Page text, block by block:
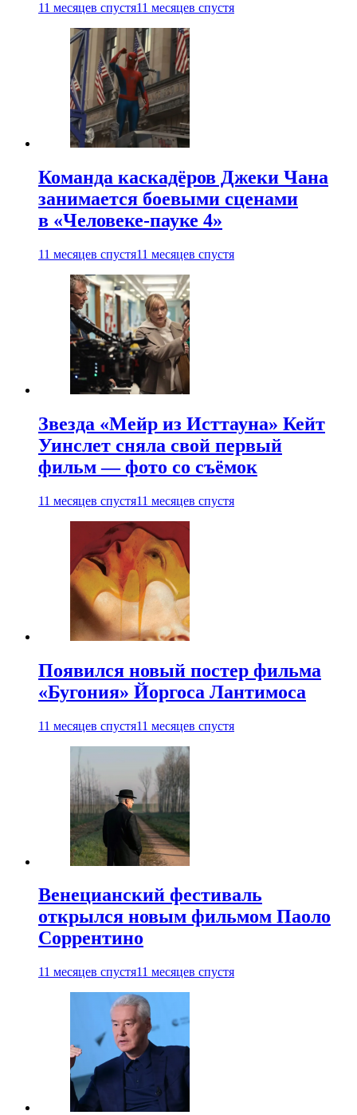
11 месяцев спустя11 месяцев спустя
Команда каскадёров Джеки Чана
занимается боевыми сценами
в «Человеке-пауке 4»
11 месяцев спустя11 месяцев спустя
Звезда «Мейр из Исттауна» Кейт
Уинслет сняла свой первый
фильм — фото со съёмок
11 месяцев спустя11 месяцев спустя
Появился новый постер фильма
«Бугония» Йоргоса Лантимоса
11 месяцев спустя11 месяцев спустя
Венецианский фестиваль
открылся новым фильмом Паоло
Соррентино
11 месяцев спустя11 месяцев спустя